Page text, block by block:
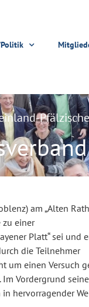
am „Alten
zu einer
Platt“ sei und
die Teilnehmer
um einen Versuch
Vordergrund
hervorragender